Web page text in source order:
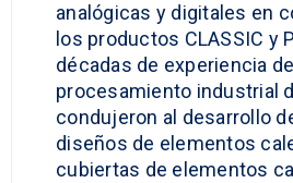
analógicas y digitales en
los productos CLASSIC y
décadas de experiencia
procesamiento industrial
condujeron al desarrollo
diseños de elementos
cubiertas de elementos